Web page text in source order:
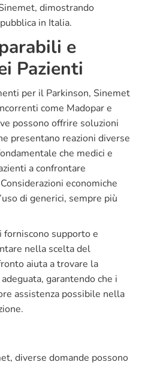
dimostrando
in Italia.
e
Pazienti
per il Parkinson, Sinemet
come Madopar e
possono offrire soluzioni
presentano reazioni diverse
che medici e
a confrontare
economiche
di generici, sempre più
forniscono supporto e
nella scelta del
aiuta a trovare la
garantendo che i
assistenza possibile nella
diverse domande possono